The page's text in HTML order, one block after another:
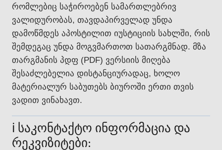
რომლებიც საჭიროებენ სამართლებრივ
ვალიდურობას, თავდაპირველად უნდა
დამოწმდეს აპოსტილით იუსტიციის სახლში, რის
შემდეგაც უნდა მოგვმართოთ სათარგმნად. მზა
თარგმანის პდფ (PDF) ვერსიის მიღება
შესაძლებელია დისტანციურადაც, ხოლო
მატერიალურ საბუთებს ბიუროში ერთი თვის
ვადით ვინახავთ.
ℹ️ საკონტაქტო ინფორმაცია და
რეკვიზიტები: